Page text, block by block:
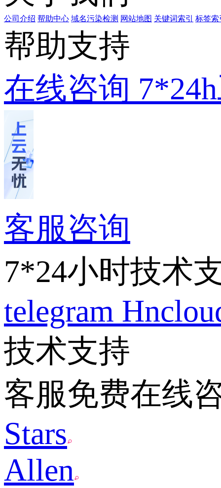
公司介绍 帮助中心 域名污染检测 网站地图 关键词索引 标签索
帮助支持
在线咨询
客服咨询
7*24小时技术
telegram
技术支持
客服免费在线
Stars
Allen